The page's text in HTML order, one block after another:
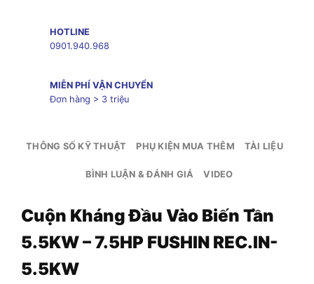
HOTLINE
0901.940.968
MIỄN PHÍ VẬN CHUYỂN
Đơn hàng > 3 triệu
THÔNG SỐ KỸ THUẬT PHỤ KIỆN MUA THÊM TÀI LIỆU
BÌNH LUẬN & ĐÁNH GIÁ VIDEO
Cuộn Kháng Đầu Vào Biến Tần
5.5KW – 7.5HP FUSHIN REC.IN-
5.5KW